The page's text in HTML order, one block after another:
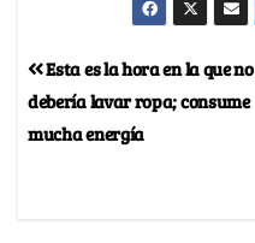
Esta es la hora en la que no
debería lavar ropa; consume
mucha energía